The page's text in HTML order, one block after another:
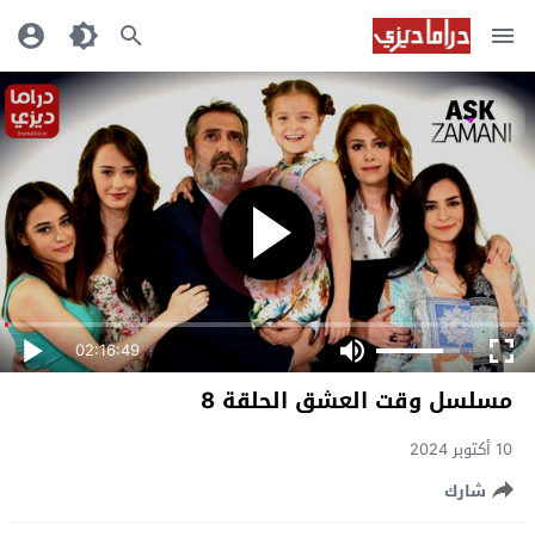
02:16:49
مسلسل وقت العشق الحلقة 8
10 أكتوبر 2024
شارك